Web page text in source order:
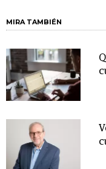
MIRA TAMBIÉN